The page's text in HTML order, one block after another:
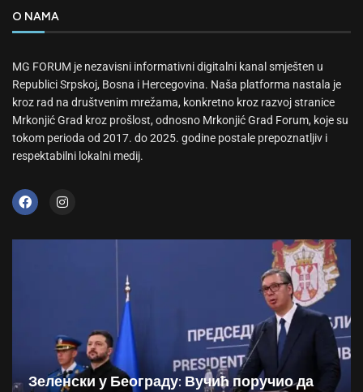
O NAMA
MG FORUM je nezavisni informativni digitalni kanal smješten u
Republici Srpskoj, Bosna i Hercegovina. Naša platforma nastala je
kroz rad na društvenim mrežama, konkretno kroz razvoj stranice
Mrkonjić Grad kroz prošlost, odnosno Mrkonjić Grad Forum, koje su
tokom perioda od 2017. do 2025. godine postale prepoznatljiv i
respektabilni lokalni medij.
Зеленски у Београду: Вучић поручио да